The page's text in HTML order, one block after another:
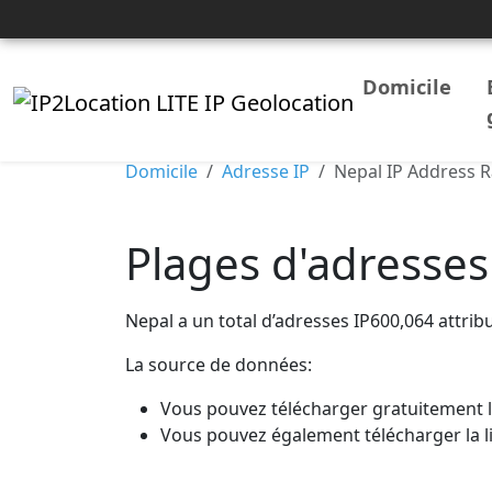
Domicile
Domicile
Adresse IP Nepal IP Address
Plages
Nepal a un total d’adresses IP600,064
La source de données:
Vous pouvez télécharger gratuitement
Vous pouvez également télécharger